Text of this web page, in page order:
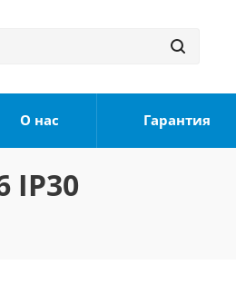
О нас Гарантия
IP30